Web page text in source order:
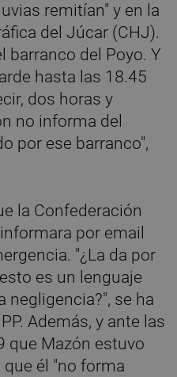
remitían" y en la
del Júcar (CHJ).
barranco del Poyo. Y
hasta las 18.45
dos horas y
no informa del
por ese barranco",
la Confederación
por email
"¿La da por
es un lenguaje
negligencia?", se ha
Además, y ante las
que Mazón estuvo
él "no forma